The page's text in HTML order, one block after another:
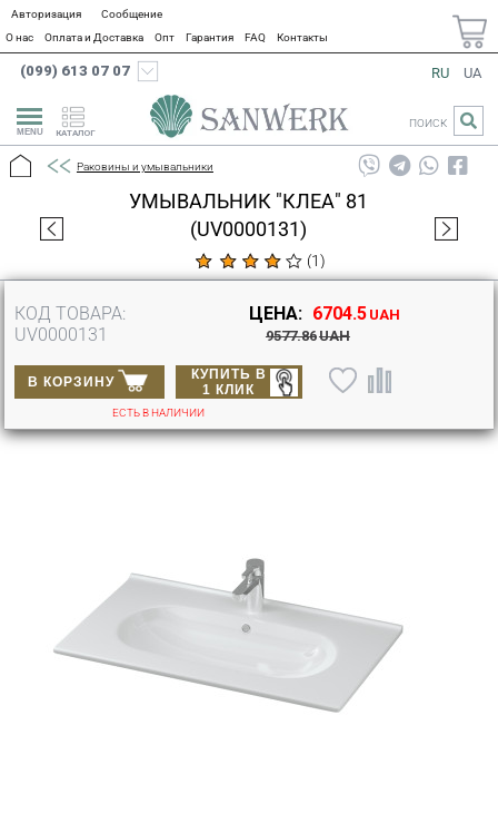
Авторизация
Сообщение
О нас
Оплата и Доставка Опт Гарантия FAQ Контакты
(099) 613 07 07
КАТАЛОГ
RU UA
ПОИСК
Раковины и умывальники
УМЫВАЛЬНИК "КЛЕА" 81
(UV0000131)
(1)
КОД ТОВАРА:
UV0000131
ЦЕНА: 6704.5 UAH
9577.86UAH
В КОРЗИНУ
КУПИТЬ В
1 КЛИК
ЕСТЬ В НАЛИЧИИ